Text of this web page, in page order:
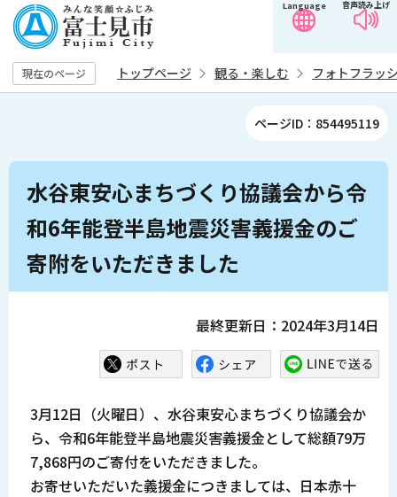
の
ペ
ー
音声読み上げ
Language
現在のページ トップページ 観る・楽しむ フォトフラッ
ページID：854495119
本
水谷東安心まちづくり協議会から令
和6年能登半島地震災害義援金のご
寄附をいただきました
最終更新日：2024年3月14日
3月12日（火曜日）、水谷東安心まちづくり協議会か
ら、令和6年能登半島地震災害義援金として総額79万
7,868円のご寄付をいただきました。
お寄せいただいた義援金につきましては、日本赤十